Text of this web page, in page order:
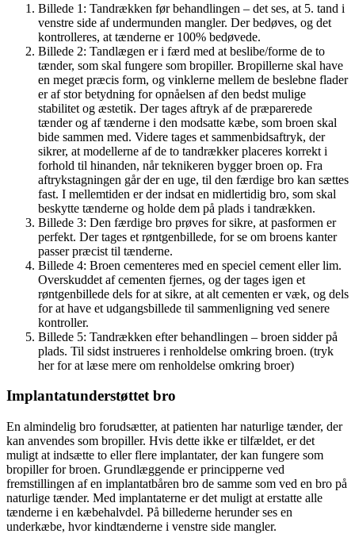
Billede 1: Tandrækken før behandlingen – det ses, at 5. tand i
venstre side af undermunden mangler. Der bedøves, og det
kontrolleres, at tænderne er 100% bedøvede.
Billede 2: Tandlægen er i færd med at beslibe/forme de to
tænder, som skal fungere som bropiller. Bropillerne skal have
en meget præcis form, og vinklerne mellem de beslebne flader
er af stor betydning for opnåelsen af den bedst mulige
stabilitet og æstetik. Der tages aftryk af de præparerede
tænder og af tænderne i den modsatte kæbe, som broen skal
bide sammen med. Videre tages et sammenbidsaftryk, der
sikrer, at modellerne af de to tandrækker placeres korrekt i
forhold til hinanden, når teknikeren bygger broen op. Fra
aftrykstagningen går der en uge, til den færdige bro kan sættes
fast. I mellemtiden er der indsat en midlertidig bro, som skal
beskytte tænderne og holde dem på plads i tandrækken.
Billede 3: Den færdige bro prøves for sikre, at pasformen er
perfekt. Der tages et røntgenbillede, for se om broens kanter
passer præcist til tænderne.
Billede 4: Broen cementeres med en speciel cement eller lim.
Overskuddet af cementen fjernes, og der tages igen et
røntgenbillede dels for at sikre, at alt cementen er væk, og dels
for at have et udgangsbillede til sammenligning ved senere
kontroller.
Billede 5: Tandrækken efter behandlingen – broen sidder på
plads. Til sidst instrueres i renholdelse omkring broen. (tryk
her for at læse mere om renholdelse omkring broer)
Implantatunderstøttet bro
En almindelig bro forudsætter, at patienten har naturlige tænder, der
kan anvendes som bropiller. Hvis dette ikke er tilfældet, er det
muligt at indsætte to eller flere implantater, der kan fungere som
bropiller for broen. Grundlæggende er principperne ved
fremstillingen af en implantatbåren bro de samme som ved en bro på
naturlige tænder. Med implantaterne er det muligt at erstatte alle
tænderne i en kæbehalvdel. På billederne herunder ses en
underkæbe, hvor kindtænderne i venstre side mangler.